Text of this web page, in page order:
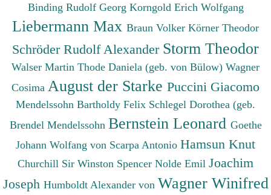
Binding Rudolf Georg Korngold Erich Wolfgang
Liebermann Max Braun Volker Körner Theodor
Schröder Rudolf Alexander Storm Theodor
Walser Martin Thode Daniela (geb. von Bülow) Wagner
Cosima August der Starke Puccini Giacomo
Mendelssohn Bartholdy Felix Schlegel Dorothea (geb.
Brendel Mendelssohn Bernstein Leonard Goethe
Johann Wolfang von Scarpa Antonio Hamsun Knut
Churchill Sir Winston Spencer Nolde Emil Joachim
Joseph Humboldt Alexander von Wagner Winifred